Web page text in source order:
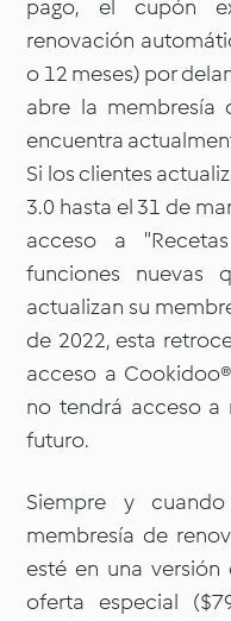
pago, el cupón
renovación
o 12 meses) por
abre la membresía
encuentra
Si los clientes
3.0 hasta el 31 de
acceso a
funciones nuevas
actualizan su
de 2022, esta
acceso a
no tendrá acceso a
futuro.
Siempre y
membresía de
esté en una
oferta especial